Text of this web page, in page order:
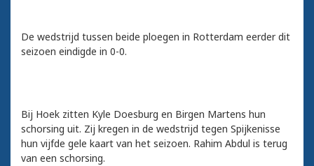
De wedstrijd tussen beide ploegen in Rotterdam eerder dit
seizoen eindigde in 0-0.
Bij Hoek zitten Kyle Doesburg en Birgen Martens hun
schorsing uit. Zij kregen in de wedstrijd tegen Spijkenisse
hun vijfde gele kaart van het seizoen. Rahim Abdul is terug
van een schorsing.